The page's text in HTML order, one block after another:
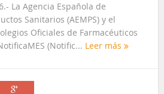
La Agencia Española de
Sanitarios (AEMPS) y el
Oficiales de Farmacéuticos
(Notific... Leer más